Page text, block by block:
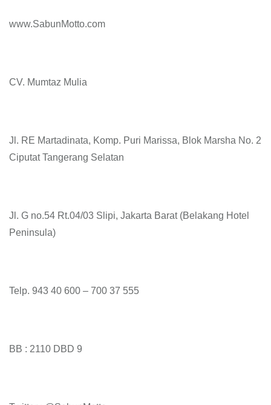
www.SabunMotto.com
CV. Mumtaz Mulia
Jl. RE Martadinata, Komp. Puri Marissa, Blok Marsha No. 2
Ciputat Tangerang Selatan
Jl. G no.54 Rt.04/03 Slipi, Jakarta Barat (Belakang Hotel
Peninsula)
Telp. 943 40 600 – 700 37 555
BB : 2110 DBD 9